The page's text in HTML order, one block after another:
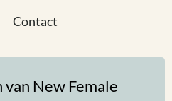
Contact
New Female